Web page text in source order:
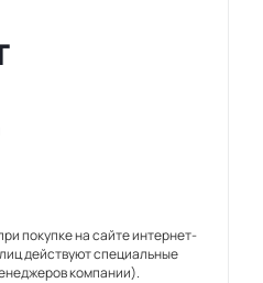
покупке на сайте интернет-
действуют специальные
компании).